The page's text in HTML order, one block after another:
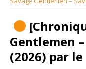
Gentlemen
(2026) par le